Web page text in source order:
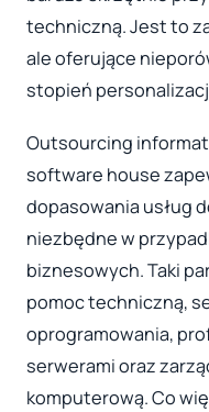
techniczną. Jest to
ale oferujące
stopień
Outsourcing
software house
dopasowania usług
niezbędne w
biznesowych. Taki
pomoc techniczną,
oprogramowania,
serwerami oraz
komputerową. Co